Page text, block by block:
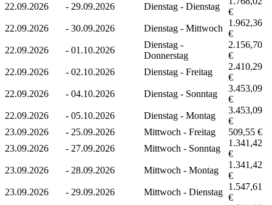
22.09.2026
- 29.09.2026 Dienstag - Dienstag
€
22.09.2026
- 30.09.2026 Dienstag - Mittwoch
1.962,36
€
22.09.2026
- 01.10.2026
Dienstag -
Donnerstag
2.156,70
€
22.09.2026
- 02.10.2026 Dienstag - Freitag
2.410,29
€
22.09.2026
- 04.10.2026 Dienstag - Sonntag
3.453,09
€
22.09.2026
- 05.10.2026 Dienstag - Montag
3.453,09
€
23.09.2026
- 25.09.2026 Mittwoch - Freitag
509,55 €
23.09.2026
- 27.09.2026 Mittwoch - Sonntag
1.341,42
€
23.09.2026
- 28.09.2026 Mittwoch - Montag
1.341,42
€
23.09.2026
- 29.09.2026 Mittwoch - Dienstag
1.547,61
€